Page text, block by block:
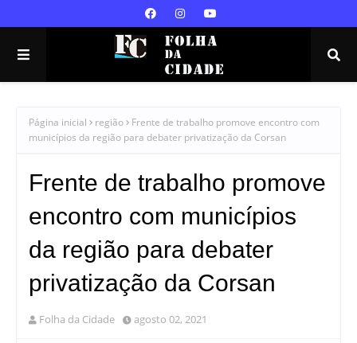
Página inicial região
Frente de trabalho promove encontro com
municípios da região para debater privatização da Corsan
Frente de trabalho promove
encontro com municípios
da região para debater
privatização da Corsan
Folha da Cidade agosto 02, 2021